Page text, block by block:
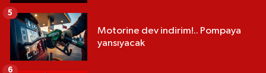
Motorine dev indirim!.. Pompaya
yansıyacak
5
6